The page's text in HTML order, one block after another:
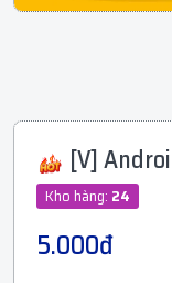
[V]
Kho hàng: 24
5.000đ